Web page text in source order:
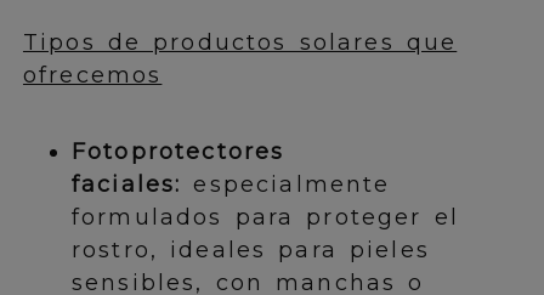
Tipos de productos solares que
ofrecemos
Fotoprotectores
faciales: especialmente
formulados para proteger el
rostro, ideales para pieles
sensibles, con manchas o